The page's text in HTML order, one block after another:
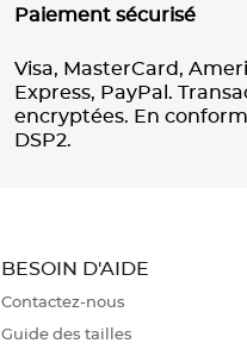
Paiement sécurisé
Visa, MasterCard,
Express, PayPal.
encryptées. En
DSP2.
BESOIN D'AIDE
Contactez-nous
Guide des tailles